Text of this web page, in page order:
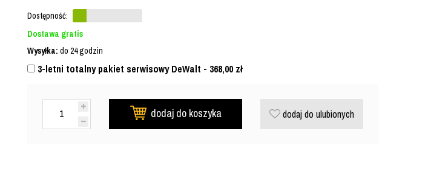
Dostępność:
Dostawa gratis
Wysyłka: do 24 godzin
3-letni totalny pakiet serwisowy DeWalt - 368,00 zł
dodaj do koszyka dodaj do ulubionych